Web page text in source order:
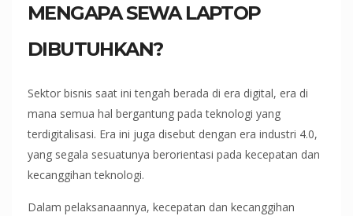
MENGAPA SEWA LAPTOP
DIBUTUHKAN?
Sektor bisnis saat ini tengah berada di era digital, era di
mana semua hal bergantung pada teknologi yang
terdigitalisasi. Era ini juga disebut dengan era industri 4.0,
yang segala sesuatunya berorientasi pada kecepatan dan
kecanggihan teknologi.
Dalam pelaksanaannya, kecepatan dan kecanggihan